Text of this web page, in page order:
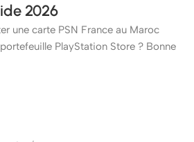
2026
une carte PSN France au Maroc
PlayStation Store ? Bonne